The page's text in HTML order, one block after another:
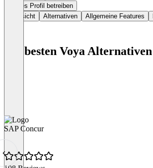
Dieses Profil betreiben
Übersicht
Alternativen Allgemeine Features
Die besten Voya Alternativen
SAP Concur